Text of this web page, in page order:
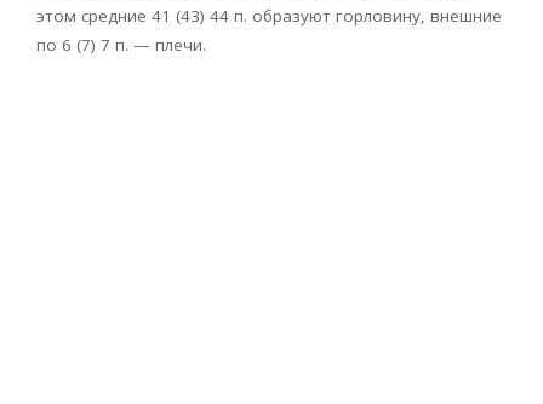
этом средние 41 (43) 44 п. образуют горловину, внешние
по 6 (7) 7 п. — плечи.